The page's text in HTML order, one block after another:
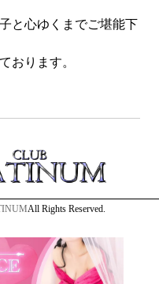
と心ゆくまでご堪能下
おります。
All Rights Reserved.